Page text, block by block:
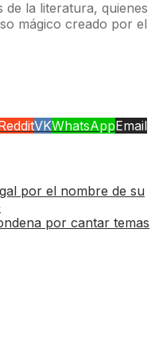
de la literatura, quienes
mágico creado por el
VKWhatsAppEmail
por el nombre de su
por cantar temas